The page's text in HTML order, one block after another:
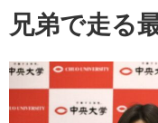
兄弟で走る